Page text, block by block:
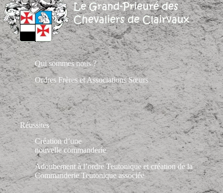
Qui sommes nous ?
Ordres Frères et Associations Sœurs
Réussites
Création d’une
nouvelle commanderie
Adoubement à l’ordre Teutonique et création de la
Commanderie Teutonique associée